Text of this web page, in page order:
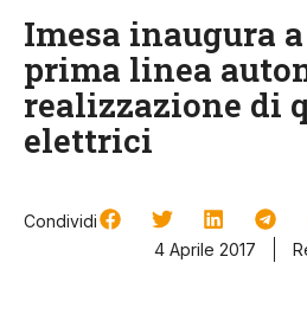
Imesa inaugura
prima linea
realizzazione di
elettrici
Condividi
4 Aprile 2017